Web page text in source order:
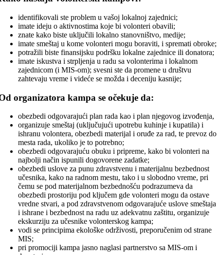
identifikovali ste problem u vašoj lokalnoj zajednici;
imate ideju o aktivnostima koje bi volonteri obavili;
znate kako biste uključili lokalno stanovništvo, medije;
imate smeštaj u kome volonteri mogu boraviti, i spremati obroke;
potražili biste finansijsku podršku lokalne zajednice ili donatora;
imate iskustva i strpljenja u radu sa volonterima i lokalnom
zajednicom (i MIS-om); svesni ste da promene u društvu
zahtevaju vreme i videće se možda i deceniju kasnije;
organizatora kampa se očekuje da:
obezbedi odgovarajući plan rada kao i plan njegovog izvođenja,
organizuje smeštaj (uključujući upotrebu kuhinje i kupatila) i
ishranu volontera, obezbedi materijal i oruđe za rad, te prevoz do
mesta rada, ukoliko je to potrebno;
obezbedi odgovarajuću obuku i pripreme, kako bi volonteri na
najbolji način ispunili dogovorene zadatke;
obezbedi uslove za punu zdravstvenu i materijalnu bezbednost
učesnika, kako na radnom mestu, tako i u slobodno vreme, pri
čemu se pod materijalnom bezbednošću podrazumeva da
obezbedi prostoriju pod ključem gde volonteri mogu da ostave
vredne stvari, a pod zdravstvenom odgovarajuće uslove smeštaja
i ishrane i bezbednost na radu uz adekvatnu zaštitu, organizuje
ekskurziju za učesnike volonterskog kampa;
vodi se principima ekološke održivosti, preporučenim od strane
MIS;
pri promociji kampa jasno naglasi partnerstvo sa MIS-om i